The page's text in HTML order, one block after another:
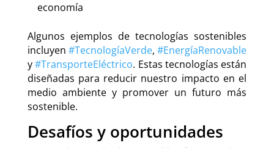
economía
Algunos ejemplos de tecnologías sostenibles
incluyen #TecnologíaVerde,#EnergíaRenovable
y#TransporteEléctrico. Estas tecnologías están
diseñadas para reducir nuestro impacto en el
medio ambiente y promover un futuro más
sostenible.
Desafíos y oportunidades